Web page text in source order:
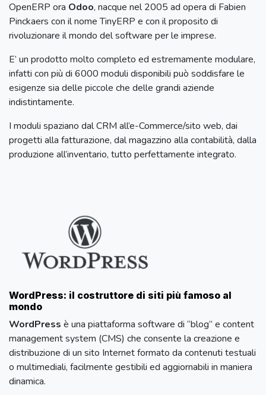
OpenERP ora Odoo, nacque nel 2005 ad opera di Fabien
Pinckaers con il nome TinyERP e con il proposito di
rivoluzionare il mondo del software per le imprese.
E’ un prodotto molto completo ed estremamente modulare,
infatti con più di 6000 moduli disponibili può soddisfare le
esigenze sia delle piccole che delle grandi aziende
indistintamente.
I moduli spaziano dal CRM all’e-Commerce/sito web, dai
progetti alla fatturazione, dal magazzino alla contabilità, dalla
produzione all’inventario, tutto perfettamente integrato.
WordPress: il costruttore di siti più famoso al
mondo
WordPress è una piattaforma software di “blog” e content
management system (CMS) che consente la creazione e
distribuzione di un sito Internet formato da contenuti testuali
o multimediali, facilmente gestibili ed aggiornabili in maniera
dinamica.